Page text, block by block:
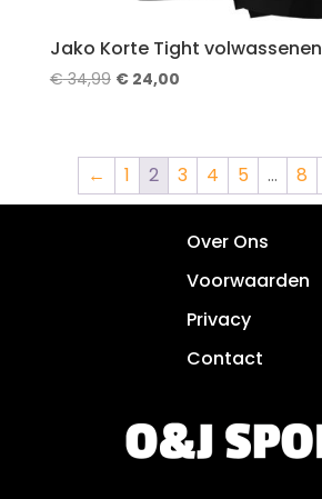
Jako Korte Tight volwassenen
€34,99 Oorspronkelijke
€ 34,99.
€24,00Huidige
€ 24,00.
← 1 2 3 4 5 … 8
Over Ons
Voorwaarden
Privacy
Contact